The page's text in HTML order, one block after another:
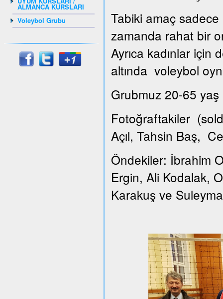
ALMANCA KURSLARI
Voleybol Grubu
Tabiki amaç sadece
zamanda rahat bir
Ayrıca kadınlar için
altında voleybol
Grubmuz 20-65 yaş
Fotoğraftakiler
Açıl, Tahsin Baş,
Öndekiler: İbrahim
Ergin, Ali Kodalak,
Karakuş ve